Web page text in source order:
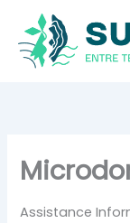
contenu
Assistance